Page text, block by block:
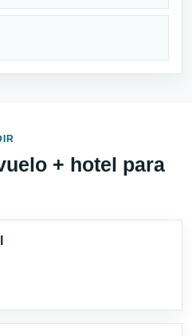
+ hotel para